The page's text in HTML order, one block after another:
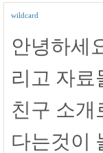
wildcard
안녕하세
리고 자료
친구 소개
다는것이